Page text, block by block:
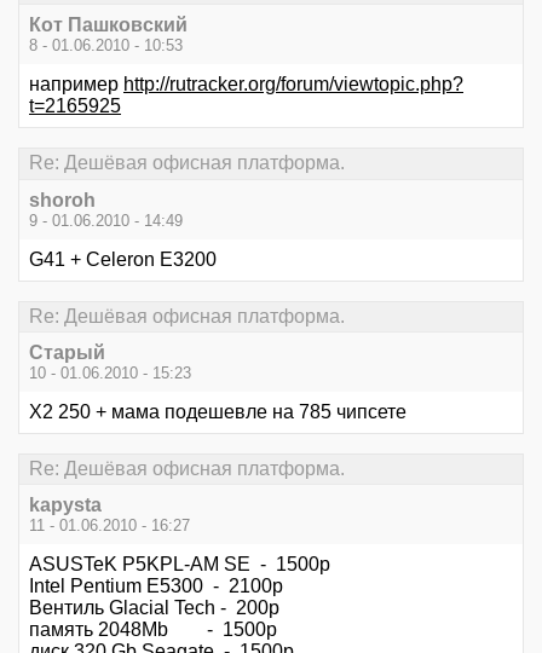
Кот Пашковский
8 - 01.06.2010 - 10:53
например http://rutracker.org/forum/viewtopic.php?
t=2165925
Re: Дешёвая офисная платформа.
shoroh
9 - 01.06.2010 - 14:49
G41 + Celeron E3200
Re: Дешёвая офисная платформа.
Старый
10 - 01.06.2010 - 15:23
Х2 250 + мама подешевле на 785 чипсете
Re: Дешёвая офисная платформа.
kapysta
11 - 01.06.2010 - 16:27
ASUSTeK P5KPL-AM SE - 1500р
Intel Pentium E5300 - 2100р
Вентиль Glacial Tech - 200р
память 2048Mb - 1500р